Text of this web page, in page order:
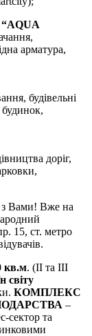
“AQUA
арматура,
будівельні
будинок,
доріг,
з Вами! Вже на
15, ст. метро
кв.м. (ІІ та ІІІ
світу
КОМПЛЕКС
–
сектор та